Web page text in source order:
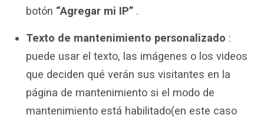
botón “Agregar mi IP”.
Texto de mantenimiento personalizado :
puede usar el texto, las imágenes o los videos
que deciden qué verán sus visitantes en la
página de mantenimiento si el modo de
mantenimiento está habilitado(en este caso